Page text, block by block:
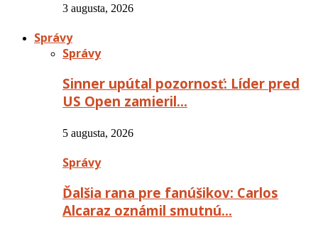
3 augusta, 2026
Správy
Správy
Sinner upútal pozornosť: Líder pred
US Open zamieril…
5 augusta, 2026
Správy
Ďalšia rana pre fanúšikov: Carlos
Alcaraz oznámil smutnú…